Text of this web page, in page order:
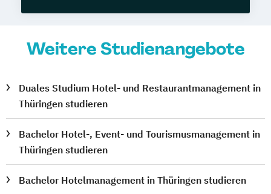
Weitere Studienangebote
Duales Studium Hotel- und Restaurantmanagement in
Thüringen studieren
Bachelor Hotel-, Event- und Tourismusmanagement in
Thüringen studieren
Bachelor Hotelmanagement in Thüringen studieren